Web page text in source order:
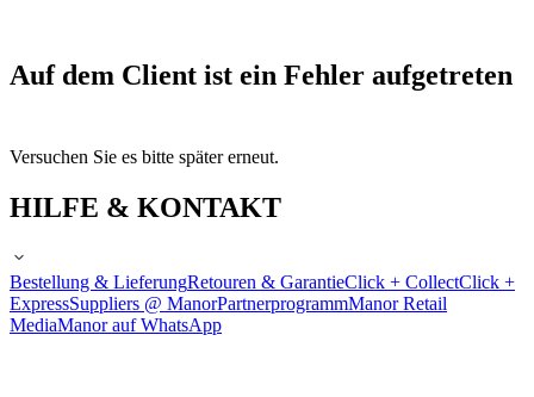
Auf dem Client ist ein Fehler aufgetreten
Versuchen Sie es bitte später erneut.
HILFE & KONTAKT
Bestellung & LieferungRetouren & GarantieClick + CollectClick +
ExpressSuppliers @ ManorPartnerprogrammManor Retail
MediaManor auf WhatsApp